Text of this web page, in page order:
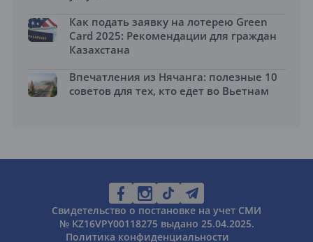
Как подать заявку на лотерею Green
Card 2025: Рекомендации для граждан
Казахстана
Впечатления из Нячанга: полезные 10
советов для тех, кто едет во Вьетнам
Свидетельство о постановке на учет СМИ
№ KZ16VPY00118275 выдано 25.04.2025.
Политика конфиденциальности